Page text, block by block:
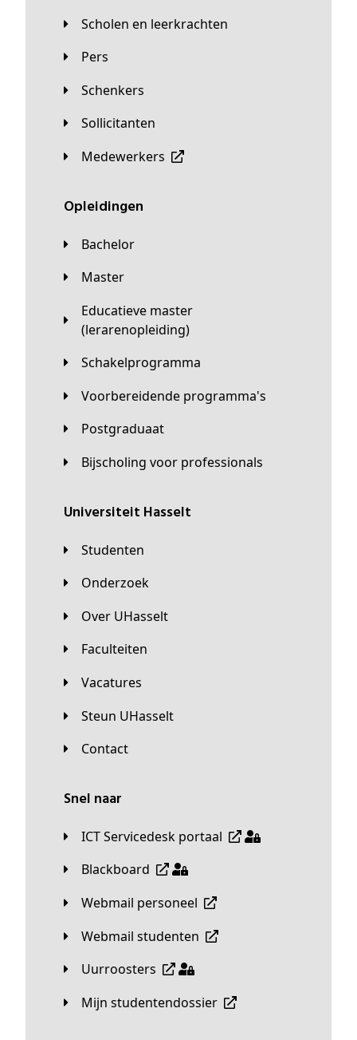
Scholen en leerkrachten
Pers
Schenkers
Sollicitanten
Medewerkers
Opleidingen
Bachelor
Master
Educatieve master
(lerarenopleiding)
Schakelprogramma
Voorbereidende programma's
Postgraduaat
Bijscholing voor professionals
universiteit Hasselt
Studenten
Onderzoek
Over UHasselt
Faculteiten
Vacatures
Steun UHasselt
Contact
Snel naar
ICT Servicedesk portaal
Blackboard
Webmail personeel
Webmail studenten
Uurroosters
Mijn studentendossier